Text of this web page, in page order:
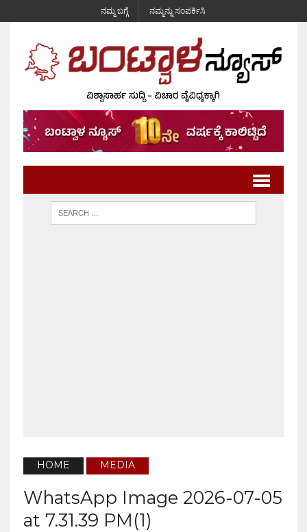
ನಮ್ಮ ಬಗ್ಗೆ ನಮ್ಮನ್ನು ಸಂಪರ್ಕಿಸಿ
HOME MEDIA
WhatsApp Image 2026-07-05
at 7.31.39 PM(1)